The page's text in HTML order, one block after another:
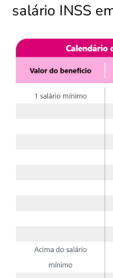
salário INSS